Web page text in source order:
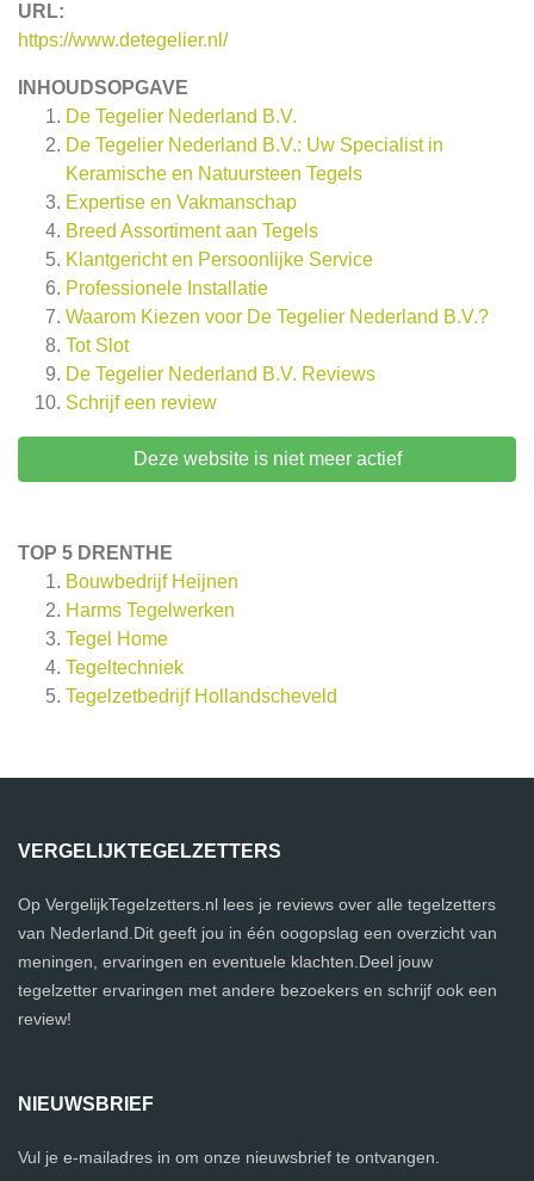
URL:
https://www.detegelier.nl/
INHOUDSOPGAVE
De Tegelier Nederland B.V.
De Tegelier Nederland B.V.: Uw Specialist in
Keramische en Natuursteen Tegels
Expertise en Vakmanschap
Breed Assortiment aan Tegels
Klantgericht en Persoonlijke Service
Professionele Installatie
Waarom Kiezen voor De Tegelier Nederland B.V.?
Tot Slot
De Tegelier Nederland B.V. Reviews
Schrijf een review
Deze website is niet meer actief
TOP 5 DRENTHE
Bouwbedrijf Heijnen
Harms Tegelwerken
Tegel Home
Tegeltechniek
Tegelzetbedrijf Hollandscheveld
VERGELIJKTEGELZETTERS
Op VergelijkTegelzetters.nl lees je reviews over alle tegelzetters
van Nederland.Dit geeft jou in één oogopslag een overzicht van
meningen, ervaringen en eventuele klachten.Deel jouw
tegelzetter ervaringen met andere bezoekers en schrijf ook een
review!
NIEUWSBRIEF
Vul je e-mailadres in om onze nieuwsbrief te ontvangen.